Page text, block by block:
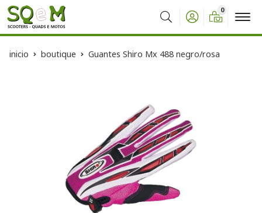
Buscar
0
inicio boutique Guantes Shiro Mx 488 negro/rosa